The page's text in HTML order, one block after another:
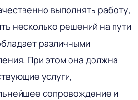
выполнять работу,
несколько решений на пути
различными
При этом она должна
услуги,
сопровождение и